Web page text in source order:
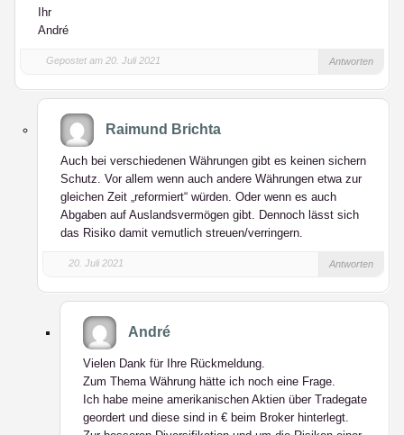
Ihr
André
Gepostet am 20. Juli 2021 Antworten
Raimund Brichta
Auch bei verschiedenen Währungen gibt es keinen sichern
Schutz. Vor allem wenn auch andere Währungen etwa zur
gleichen Zeit „reformiert“ würden. Oder wenn es auch
Abgaben auf Auslandsvermögen gibt. Dennoch lässt sich
das Risiko damit vemutlich streuen/verringern.
20. Juli 2021 Antworten
André
Vielen Dank für Ihre Rückmeldung.
Zum Thema Währung hätte ich noch eine Frage.
Ich habe meine amerikanischen Aktien über Tradegate
geordert und diese sind in € beim Broker hinterlegt.